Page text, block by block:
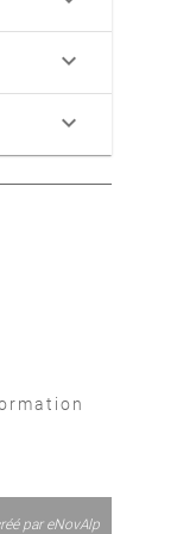
keyboard_arrow_down
keyboard_arrow_down
par eNovAlp